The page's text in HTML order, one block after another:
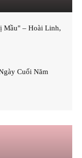
Mầu" – Hoài Linh,
Cuối Năm